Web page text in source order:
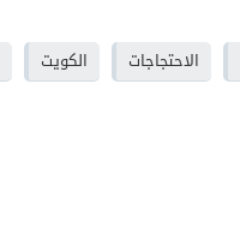
الاحتجاجات الكويت